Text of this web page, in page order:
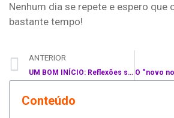
Nenhum dia se repete e espero que
bastante tempo!
ANTERIOR
UM BOM INÍCIO: Reflexões sobre o início de uma jornada empreendedora
Conteúdo